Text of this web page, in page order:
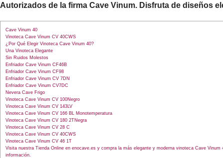
Autorizados de la firma Cave Vinum. Disfruta de diseños
Cave Vinum 40
Vinoteca Cave Vinum CV 40CWS
¿Por Qué Elegir Vinoteca Cave Vinum 40?
Una Vinoteca Elegante
Sin Ruidos Molestos
Enfriador Cave Vinum CF46B
Enfriador Cave Vinum CF98
Enfriador Cave Vinum CV 7DN
Enfriador Cave Vinum CV7DC
Nevera Cave Frigo
Vinoteca Cave Vinum CV 100Negro
Vinoteca Cave Vinum CV 143LV
Vinoteca Cave Vinum CV 166 BL Monotemperatura
Vinoteca Cave Vinum CV 180 2TNegra
Vinoteca Cave Vinum CV 28 C
Vinoteca Cave Vinum CV 40CWS
Vinoteca Cave Vinum CV 46 1T
Visita nuestra Tienda Online en enocave.es y compra la más elegante y moderna vinoteca Cave
información.